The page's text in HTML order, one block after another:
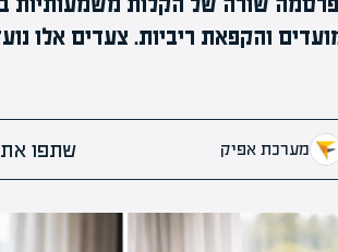
והקפאת ריביות. צעדים אלו
מערכת אפיק שתפו